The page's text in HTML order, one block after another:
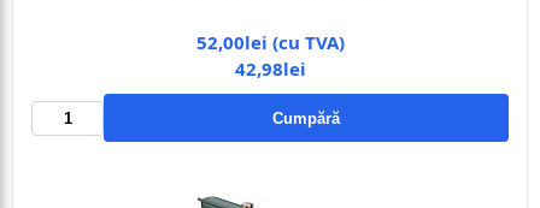
52,00lei (cu TVA)
42,98lei
Cumpără